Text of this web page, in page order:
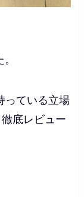
っている立場
底レビュー